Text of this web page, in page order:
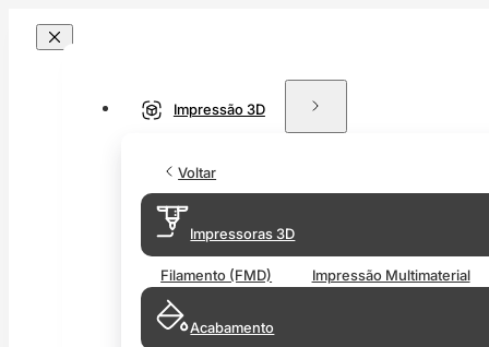
Impressão 3D
Voltar
Impressoras 3D
Filamento (FMD) Impressão Multimaterial
Acabamento